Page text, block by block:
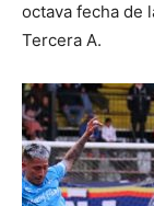
octava fecha de
Tercera A.